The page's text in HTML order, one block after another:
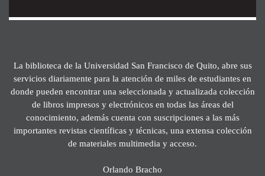
La biblioteca de la Universidad San Francisco de Quito, abre sus
servicios diariamente para la atención de miles de estudiantes en
donde pueden encontrar una seleccionada y actualizada colección
de libros impresos y electrónicos en todas las áreas del
conocimiento, además cuenta con suscripciones a las más
importantes revistas científicas y técnicas, una extensa colección
de materiales multimedia y acceso.
Orlando Bracho